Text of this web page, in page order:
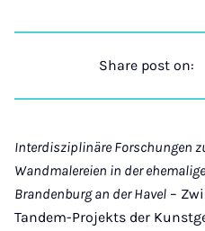
Share post on:
Interdisziplinäre Forschungen
Wandmalereien in der
Brandenburg an der Havel –
Tandem-Projekts der